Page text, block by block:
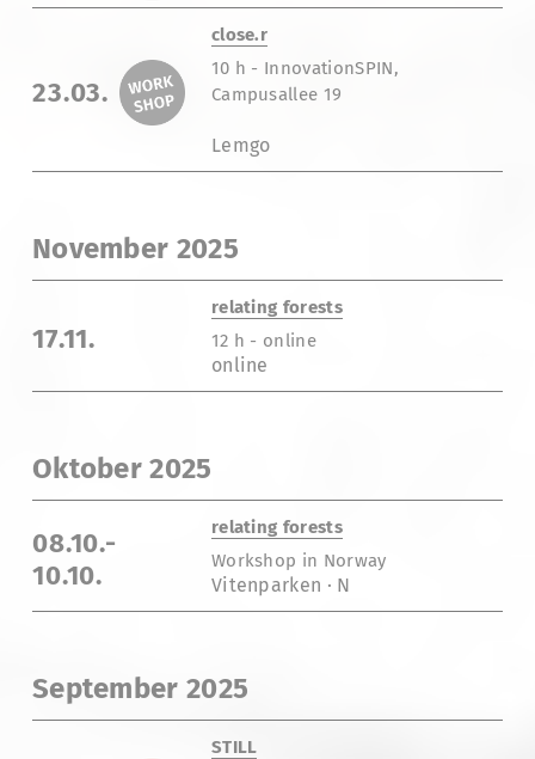
23.03.
close.r
10 h - InnovationSPIN,
Campusallee 19
Lemgo
November 2025
17.11.
relating forests
12 h - online
online
Oktober 2025
08.10.-
10.10.
relating forests
Workshop in Norway
Vitenparken · N
September 2025
STILL